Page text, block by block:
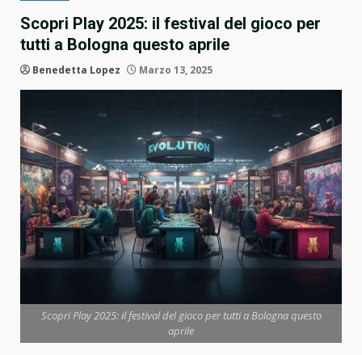
Scopri Play 2025: il festival del gioco per
tutti a Bologna questo aprile
Benedetta Lopez Marzo 13, 2025
Scopri Play 2025: il festival del gioco per tutti a Bologna questo
aprile